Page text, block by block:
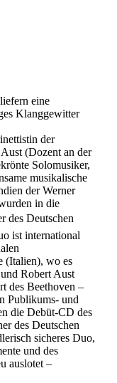
eine
Klanggewitter
der
(Dozent an der
Solomusiker,
musikalische
der Werner
in die
des Deutschen
ist international
(Italien), wo es
Robert Aust
des Beethoven –
Publikums- und
die Debüt-CD des
des Deutschen
sicheres Duo,
und des
auslotet –